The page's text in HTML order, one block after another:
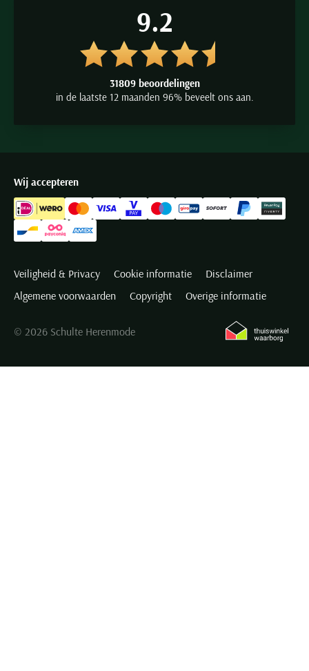
9.2
31809 beoordelingen
in de laatste 12 maanden 96% beveelt ons aan.
Wij accepteren
Veiligheid & Privacy Cookie informatie
Disclaimer
Algemene voorwaarden
Copyright Overige informatie
© 2026 Schulte Herenmode